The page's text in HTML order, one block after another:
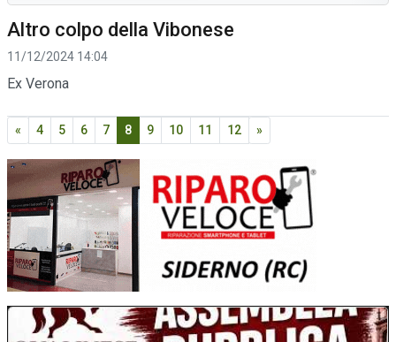
Altro colpo della Vibonese
11/12/2024 14:04
Ex Verona
« 4 5 6 7 8 9 10 11 12 »